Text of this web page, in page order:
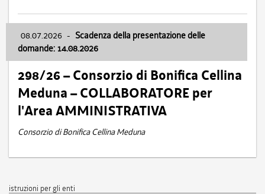
08.07.2026 - Scadenza della presentazione delle
domande: 14.08.2026
298/26 – Consorzio di Bonifica Cellina
Meduna – COLLABORATORE per
l'Area AMMINISTRATIVA
Consorzio di Bonifica Cellina Meduna
istruzioni per gli enti